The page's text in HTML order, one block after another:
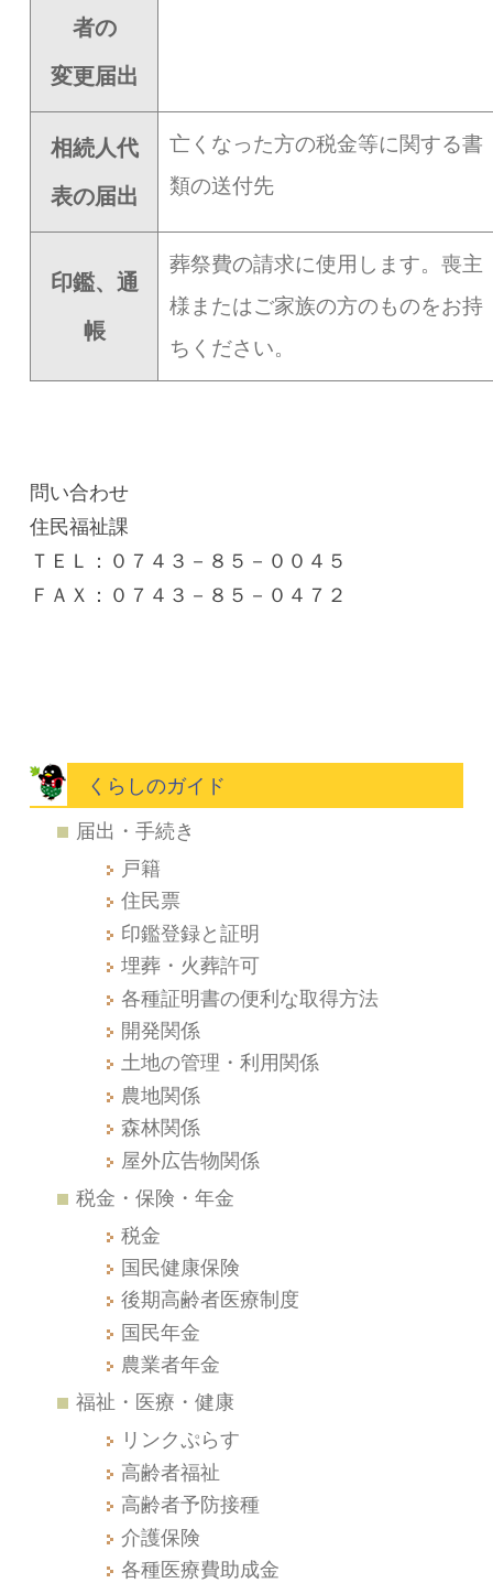
者の
変更届出
相続人代
表の届出
亡くなった方の税金等に関する書
類の送付先
印鑑、通
帳
葬祭費の請求に使用します。喪主
様またはご家族の方のものをお持
ちください。
問い合わせ
住民福祉課
ＴＥＬ：０７４３－８５－００４５
ＦＡＸ：０７４３－８５－０４７２
くらしのガイド
届出・手続き
戸籍
住民票
印鑑登録と証明
埋葬・火葬許可
各種証明書の便利な取得方法
開発関係
土地の管理・利用関係
農地関係
森林関係
屋外広告物関係
税金・保険・年金
税金
国民健康保険
後期高齢者医療制度
国民年金
農業者年金
福祉・医療・健康
リンクぷらす
高齢者福祉
高齢者予防接種
介護保険
各種医療費助成金